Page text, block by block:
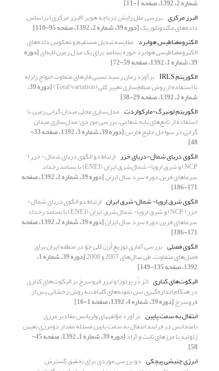
شماره 2، 1392، صفحه 1-11]
البرز مرکزی بررسی علل زایش دریاچه هویر (البرز مرکزی) براساس
داده‌‌های مگنتوتلوریک[دوره 39، شماره 2، 1392، صفحه 95-110]
الکترومغناطیس هوابرد مقایسه تبدیل مستقیم و معکوس داده‌های
الکترومغناطیسی هوابرد حوزه بسامد برای یک مدل زمین لایه‌ای[دوره
39، شماره 1، 1392، صفحه 59-72]
الگوریتم IRLS
برآورد زمان رسید نسبی فازهای متفاوت امواج زلزله
با استفاده از روش منظم‌سازی تغییر کلی (Total variation) [دوره 39،
شماره 2، 1392، صفحه 29-38]
الگوریتم لونبرگ-مارکواردت مدل‌سازی محلی میدان گرانی زمین با
استفاده از تابع‌های پایه شعاعی، بررسی موردی: مدل‌سازی میدان
گرانی در سواحل خلیج فارس [دوره 39، شماره 3، 1392، صفحه 33-
48]
الگوی دریای شمال-دریای خزر ارتباط دو الگوی دریای شمال- خزر (
NCP) و شرق اروپا- شمال‌شرق ایران (ENEI) با بسامد رخداد
سرماهای فرین دوره سرد سال ایران [دوره 39، شماره 2، 1392، صفحه
171-186]
الگوی شرق اروپا- شمال¬شرق ایران ارتباط دو الگوی دریای شمال-
خزر ( NCP) و شرق اروپا- شمال‌شرق ایران (ENEI) با بسامد رخداد
سرماهای فرین دوره سرد سال ایران [دوره 39، شماره 2، 1392، صفحه
171-186]
الگوی فصلی بررسی آماری توزیع اُزن کلی جوّ در منطقه ایران برای
فصل‌های متفاوت، طی سال‌های 2007 و 2008 [دوره 39، شماره 1،
1392، صفحه 135-149]
الیکوت‌‌های کناری اثر دُز پرتوزا و لیزر فروسرخ بر الیکوت‌‌های کناری
در هنگام اندازه‌گیری سن نمونه‌‌های گلباف به روش رخشانی پس از
فروسرخ[دوره 39، شماره 4، 1392، صفحه 1-16]
انتقال به سمت پایین
برآورد مؤلفه‎های واریانس مقادیر مرزی
نامتجانس در فرایند انتقال به سمت پایین مسئله مقدار دومرزی تعیین
ژئوئید با مرزهای ثابت و آزاد [دوره 39، شماره 1، 1392، صفحه 45-
58]
انرژی چنبشی پیچکی دو بررسی موردی برای تحقیق گسترش